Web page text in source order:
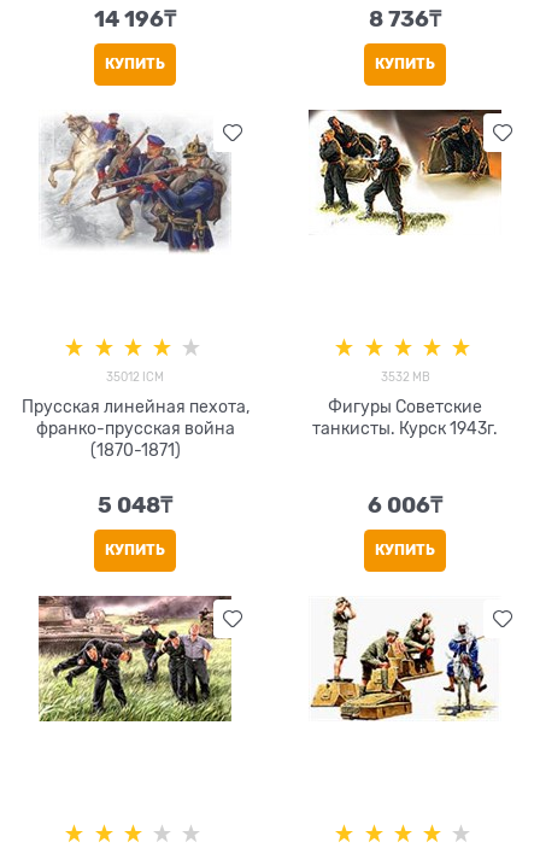
14 196₸
КУПИТЬ
8 736₸
КУПИТЬ
35012 ICM
Прусская линейная пехота,
франко-прусская война
(1870-1871)
5 048₸
КУПИТЬ
3532 MB
Фигуры Советские
танкисты. Курск 1943г.
6 006₸
КУПИТЬ